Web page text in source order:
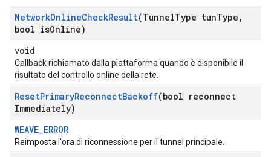
NetworkOnlineCheckResult(TunnelType tunType ,
bool isOnline)
void
Callback richiamato dalla piattaforma quando è disponibile il
risultato del controllo online della rete.
ResetPrimaryReconnectBackoff(bool reconnect
Immediately)
WEAVE_ERROR
Reimposta l'ora di riconnessione per il tunnel principale.